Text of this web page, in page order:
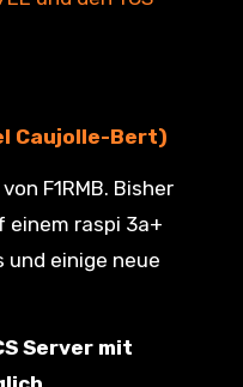
Caujolle-Bert)
F1RMB. Bisher
einem raspi 3a+
einige neue
Server mit